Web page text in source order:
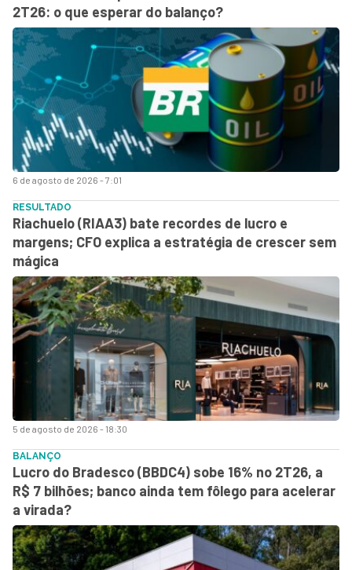
6 de agosto de 2026 - 7:01
2T26: o que esperar do balanço?
5 de agosto de 2026 - 18:30
RESULTADO
Riachuelo (RIAA3) bate recordes de lucro e
margens; CFO explica a estratégia de crescer sem
mágica
BALANÇO
Lucro do Bradesco (BBDC4) sobe 16% no 2T26, a
R$ 7 bilhões; banco ainda tem fôlego para acelerar
a virada?